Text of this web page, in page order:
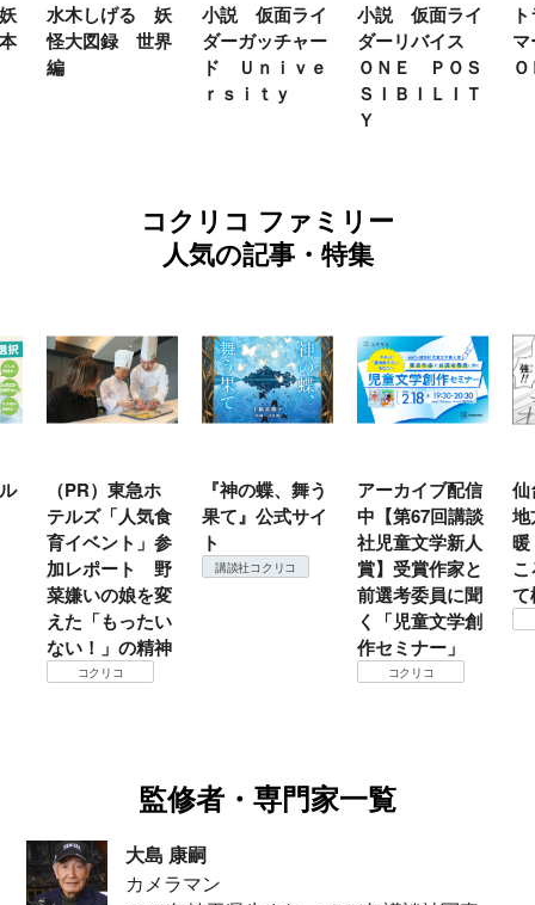
水木しげる 妖
怪大図録 世界
編
小説 仮面ライ
ダーガッチャー
ド Ｕｎｉｖｅ
ｒｓｉｔｙ
小説 仮面ライ
ダーリバイス
ＯＮＥ ＰＯＳ
ＳＩＢＩＬＩＴ
Ｙ
コクリコ ファミリー
人気の記事・特集
（PR）東急ホ
テルズ「人気食
育イベント」参
加レポート 野
菜嫌いの娘を変
えた「もったい
ない！」の精神
コクリコ
『神の蝶、舞う
果て』公式サイ
ト
講談社コクリコ
アーカイブ配信
中【第67回講談
社児童文学新人
賞】受賞作家と
前選考委員に聞
く「児童文学創
作セミナー」
コクリコ
仙
地
て
監修者・専門家一覧
大島 康嗣
カメラマン